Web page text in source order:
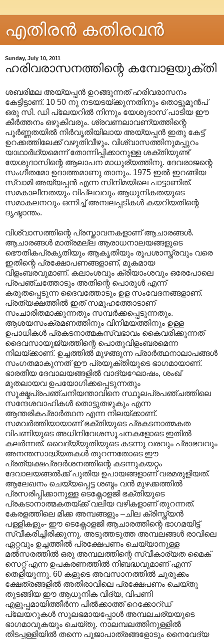
എതിരന്‍ കതിരവന്‍
Sunday, July 10, 2011
ഹരിവരാസനത്തിന്റെ കമ്പോളയുക്തി
ശബരിമല അയ്യപ്പൻ ഉറങ്ങുന്നത് ഹരിവരാസനം
കേട്ടിട്ടാണ്. 10 50 നു നടയടയ്ക്കുന്നതിനും തൊട്ടുമുൻപ്
ഒരു സി. ഡി പ്ലേയറിൽ നിന്നും യേശുദാസ് പാടിയ ഈ
കീർത്തനം ഒഴുകിവരും. ശ്രവണലാവണ്യത്തിന്റെ
പൂർണ്ണതയിൽ നിർവൃതിയിലായ അയ്യപ്പൻ ഇതു കേട്ട്
ഉറക്കത്തിലേക്ക് വഴുതിവീഴും. വിശ്വാസത്തിനുമപ്പുറം
യാഥാർഥ്യമെന്ന് തോന്നിപ്പിക്കാനുള്ള ശക്തിയുണ്ട്
യേശുദാസിന്റെ ആലാപന മാധുര്യത്തിനു. ദേവരാജന്റെ
സംഗീതമോ ഉദാത്തമാണു താനും. 1975 ഇൽ ഇറങ്ങിയ
സ്വാമി അയ്യപ്പൻ എന്ന സിനിമയിലെ പാട്ടാണിത്.
സമകാലീനതയും വിപ്ലവവും ആധുനികതയുടെ
സമാകലനവും ഒന്നിച്ച് അമ്പലപ്പടികൾ കയറിയതിന്റെ
ദൃഷ്ടാന്തം.
വിശ്വാസത്തിന്റെ പ്രസ്താവനകളാണ് ആചാരങ്ങൾ.
ആചാരങ്ങൾ മാത്രമല്ല ആരാധനാലയങ്ങളുടെ
ഭൌതികപ്രകൃതിയും ആകൃതിയും രൂപശാസ്ത്രവും വരെ
ഇതിന്റെ പ്രക്ഷോപണങ്ങളാണ്, മൂകമായ
വിളംബരവുമാണ്. കലാംശവും ക്രിയാംശവും ഒരേപോലെ
പ്രപഞ്ചത്തോടും അതിന്റെ പൊരുൾ എന്ന്
കരുതപ്പെടുന്ന ദൈവത്തോടും ഉള സംവേദനങ്ങളാണ്.
പ്രത്യക്ഷത്തിൽ ഇത് സമൂഹത്തോടാണ്
സംചാരിതമാക്കുന്നതും സമ്പർക്കപ്പെടുന്നതും.
ആശയസംക്രമണത്തിനും വിനിമയത്തിനും ഉള്ള
ഉപാധികൾ പ്രകടനാത്മകസ്വഭാവം കൈവരിക്കുന്നത്
ദൈവസായൂജ്യത്തിന്റെ പൊതുവിളംബരമെന്ന
നിലയ്ക്കാണ്. ഉച്ചത്തിൽ മുഴങ്ങുന്ന പ്രാർത്ഥനാലാപങ്ങൾ
സംഗതമാകുന്നത് ഈ പ്രയുക്തിയുടെ ഭാഗമായാണ്.
ഭാരതീയ ദേവാലയങ്ങളിൽ വാദ്യഘോഷം, ശംഖ്
മുതലായവ ഉപയോഗിക്കപ്പെടുന്നതും
സൂക്ഷ്മപ്രപഞ്ചനിയന്താവിനെ സ്ഥൂലപ്രപഞ്ചത്തിലെ
സന്ദേശവാഹികൾ തൊട്ടുതഴുകും എന്ന
ആന്തരികപ്രാർത്ഥന എന്ന നിലയ്ക്കാണ്.
സമവർത്തിയായാണ് ഭക്തിയുടെ പ്രകടനാത്മകത
വിപണിയുടെ അധിനിവേശസൂചനകളോടെ ഇതിൽ
കലർന്നത്. വൈദ്യ്യുതിയുടെ കടന്നു വരവും പ്രാഭവവും
അനന്തസാദ്ധ്യതകൾ തുറന്നതോടെ ഈ
പ്രത്യക്ഷപ്രദർശനത്തിന്റെ കടന്നുകയറ്റം
ദേവാലയങ്ങൽക്ക് പുതിയ ഉപായങ്ങളാണ് വരമരുളിയത്.
ആലേഖനം ചെയ്യപ്പെട്ട ശബ്ദം വൻ മുഴക്കത്തിൽ
പ്രസരിപ്പിക്കാനുള്ള ടെക്നോളജി ഭക്തിയുടെ
പ്രകടാനാത്മകതയ്ക്ക് വലിയ വഴികളാണ് തുറന്നത്.
കേരളത്തിലെ മിക്ക അമ്പങ്ങളും –ചില ക്രിസ്ത്യൻ
പള്ളികളും- ഈ ടെക്നോളജി ആചാരത്തിന്റെ ഭാഗമയിട്ട്
സ്വീകരിച്ചിരിക്കുന്നു. അടുത്തടുത്ത അമ്പലങ്ങൾ രാവിലെ
ഏറ്റവും ഉച്ചത്തിൽ പ്രക്ഷേപണം ചെയ്യാനുള്ള
മൽസരത്തിൽ ഒരു അമ്പലത്തിന്റെ സ്വീകാര്യത മൈക്
സെറ്റ് എന്ന ഉപകരണത്തിൽ നിബദ്ധവുമാണ് എന്ന്
തെളിയുന്നു. 60 കളുടെ അവസാനത്തിൽ ചുരുക്കം
ക്ഷേത്രങ്ങളിൽ അതിരാവിലെ പ്രക്ഷേപണം ചെയ്തു
തുടങ്ങിയ ഈ ആധുനിക വിദ്യ, വിപണി
എളുപ്പമായിത്തീർന്ന പിൽക്കാത്ത് റെക്കോറ്ഡ്
പ്ലേയറുകൾ സുലഭമായപ്പോൾ അമ്പലചര്യയുടെ
ഭാഗമാവുകയും ചെയ്തു. നാലമ്പലത്തിനുള്ളിൽ
തിടപ്പള്ളിയിൽ തന്നെ പൂജാപാത്രങ്ങളോടും നൈവേദ്യ